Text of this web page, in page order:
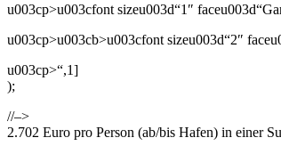
u003cp>u003cfont sizeu003d“1″
u003cp>u003cb>u003cfont sizeu003d“2″
u003cp>“,1]
);
//–>
2.702 Euro pro Person (ab/bis Hafen) in einer